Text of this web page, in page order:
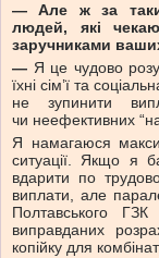
— Але ж за
людей, які
заручниками
— Я це чудово
їхні сім’ї та
не зупинити
чи неефективних
Я намагаюся
ситуації. Якщо я
вдарити по
виплати, але
Полтавського
виправданих
копійку для